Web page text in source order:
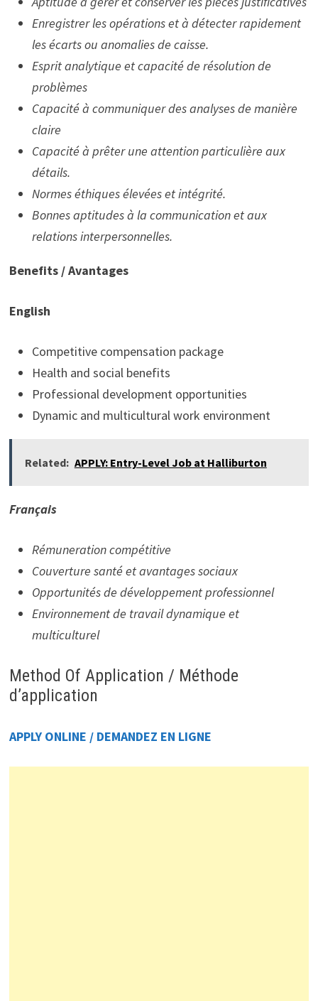
Enregistrer les opérations et à détecter rapidement
les écarts ou anomalies de caisse.
Esprit analytique et capacité de résolution de
problèmes
Capacité à communiquer des analyses de manière
claire
Capacité à prêter une attention particulière aux
détails.
Normes éthiques élevées et intégrité.
Bonnes aptitudes à la communication et aux
relations interpersonnelles.
Benefits / Avantages
English
Competitive compensation package
Health and social benefits
Professional development opportunities
Dynamic and multicultural work environment
Related: APPLY: Entry-Level Job at Halliburton
Français
Rémuneration compétitive
Couverture santé et avantages sociaux
Opportunités de développement professionnel
Environnement de travail dynamique et
multiculturel
Method Of Application / Méthode
d’application
APPLY ONLINE / DEMANDEZ EN LIGNE